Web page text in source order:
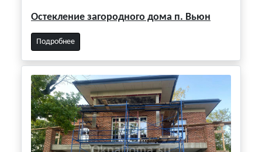
Остекление загородного дома п. Вьюн
Подробнее